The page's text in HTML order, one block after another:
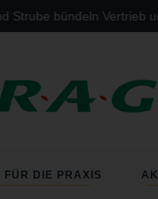
Strube bündeln Vertrieb
FÜR DIE PRAXIS